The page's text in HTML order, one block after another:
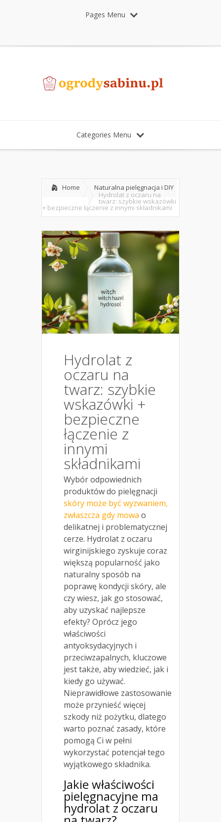
Pages Menu
Categories Menu
Home
Naturalna pielęgnacja i DIY
Hydrolat z oczaru na
twarz: szybkie wskazówki
+ bezpieczne łączenie z innymi składnikami
Hydrolat z
oczaru na
twarz: szybkie
wskazówki +
bezpieczne
łączenie z
innymi
składnikami
Wybór odpowiednich
produktów do pielęgnacji
skóry może być wyzwaniem,
zwłaszcza gdy mowa o
delikatnej i problematycznej
cerze. Hydrolat z oczaru
wirginijskiego zyskuje coraz
większą popularność jako
naturalny sposób na
poprawę kondycji skóry, ale
czy wiesz, jak go stosować,
aby uzyskać najlepsze
efekty? Oprócz jego
właściwości
antyoksydacyjnych i
przeciwzapalnych, kluczowe
jest także, aby wiedzieć, jak i
kiedy go używać.
Nieprawidłowe zastosowanie
może przynieść więcej
szkody niż pożytku, dlatego
warto poznać zasady, które
pomogą Ci w pełni
wykorzystać potencjał tego
wyjątkowego składnika.
Jakie właściwości
pielęgnacyjne ma
hydrolat z oczaru